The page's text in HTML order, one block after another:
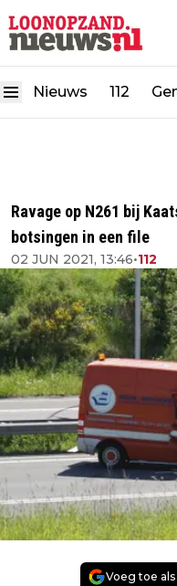
Nieuws 112
Ravage op N261 bij
botsingen in een file
02 JUN 2021, 13:46•112
Voeg toe